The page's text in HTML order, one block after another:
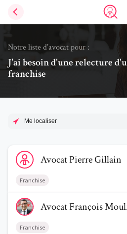
Notre liste d’avocat pour :
J'ai besoin d'une relecture
franchise
Me localiser
Voir le profil de AvocatPierre Gillain
AvocatPierreGillain
Franchise
Voir le profil de AvocatFrançois
AvocatFrançois
Franchise